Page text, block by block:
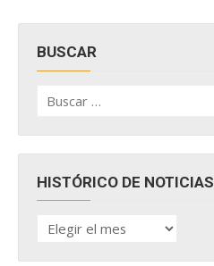
BUSCAR
por:
HISTÓRICO DE NOTICIAS
HISTÓRICO
DE